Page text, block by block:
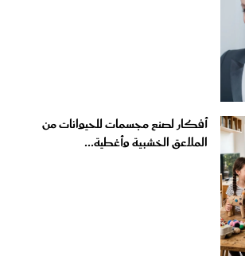
أفكار لصنع مجسمات للحيوانات من
الملاعق الخشبية وأغطية...